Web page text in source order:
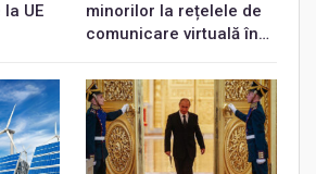
UE
minorilor la rețelele de
comunicare virtuală în…